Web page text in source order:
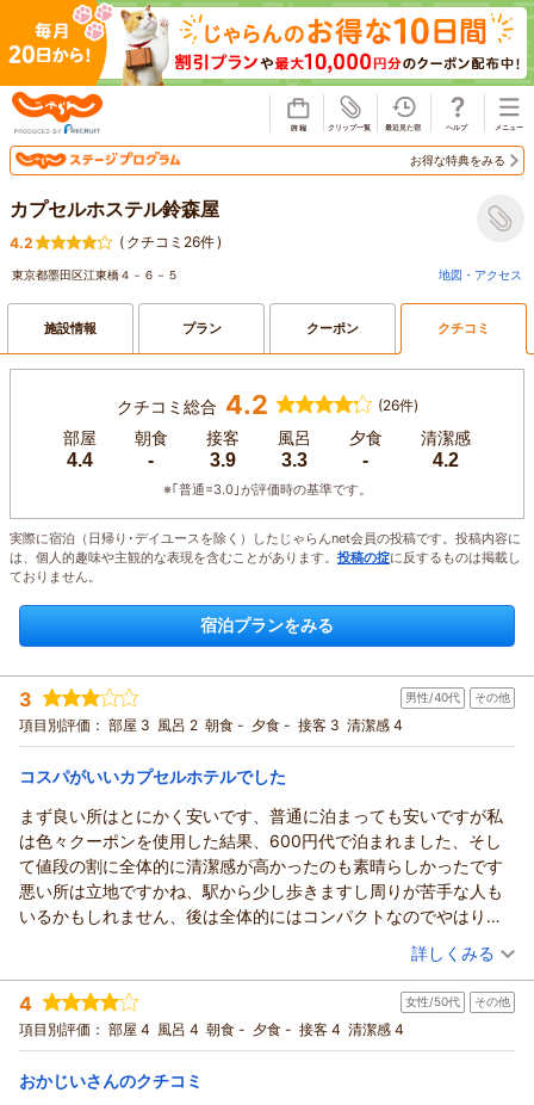
お得な特典をみる
カプセルホステル鈴森屋
4.2 ( クチコミ26件)
東京都墨田区江東橋４－６－５ 地図・アクセス
施設情報 プラン クーポン クチコミ
クチコミ総合 4.2 (26件)
部屋
4.4
朝食
-
接客
3.9
風呂
3.3
夕食
-
清潔感
4.2
※｢普通=3.0｣が評価時の基準です。
実際に宿泊（日帰り･デイユースを除く）したじゃらんnet会員の投稿です。投稿内容に
は、個人的趣味や主観的な表現を含むことがあります。 投稿の掟に反するものは掲載し
ておりません。
宿泊プランをみる
3 男性/40代 その他
項目別評価： 部屋 3 風呂 2 朝食 - 夕食 - 接客 3 清潔感 4
コスパがいいカプセルホテルでした
まず良い所はとにかく安いです、普通に泊まっても安いですが私
は色々クーポンを使用した結果、600円代で泊まれました、そし
て値段の割に全体的に清潔感が高かったのも素晴らしかったです
悪い所は立地ですかね、駅から少し歩きますし周りが苦手な人も
いるかもしれません、後は全体的にはコンパクトなのでやはり狭
静かに過ごしたい方にはオススメできませんが、寝て起きるだけ
なら十分にお得な宿だと思います
（投稿日：2026/07/24）
宿泊時期： 2026年07月宿泊 (その他)
投稿者： ういういさん
宿泊プラン： 【じゃらんスペシャルウィーク】【シンプル滞在】使いやすい
素泊まりプラン
シングル 食事なし
宿泊価格帯： 2,001～3,000円(大人一人あたり/税込)
詳しくみる
4 女性/50代 その他
項目別評価： 部屋 4 風呂 4 朝食 - 夕食 - 接客 4 清潔感 4
おかじいさんのクチコミ